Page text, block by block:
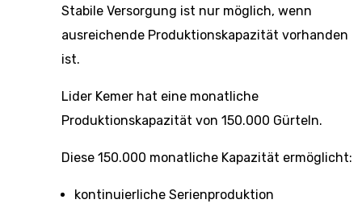
Stabile Versorgung ist nur möglich, wenn
ausreichende Produktionskapazität vorhanden
ist.
Lider Kemer hat eine monatliche
Produktionskapazität von 150.000 Gürteln.
Diese 150.000 monatliche Kapazität ermöglicht:
kontinuierliche Serienproduktion